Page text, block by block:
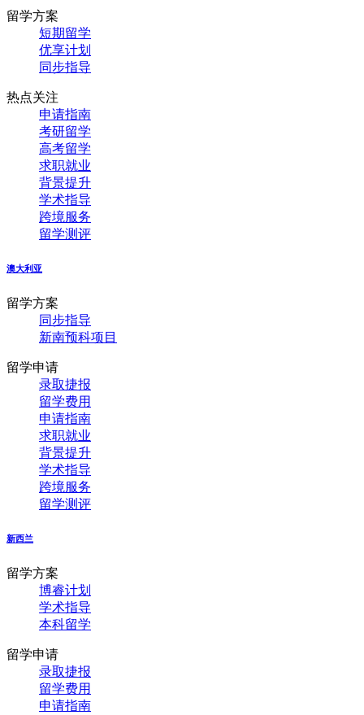
留学方案
短期留学
优享计划
同步指导
热点关注
申请指南
考研留学
高考留学
求职就业
背景提升
学术指导
跨境服务
留学测评
澳大利亚
留学方案
同步指导
新南预科项目
留学申请
录取捷报
留学费用
申请指南
求职就业
背景提升
学术指导
跨境服务
留学测评
新西兰
留学方案
博睿计划
学术指导
本科留学
留学申请
录取捷报
留学费用
申请指南